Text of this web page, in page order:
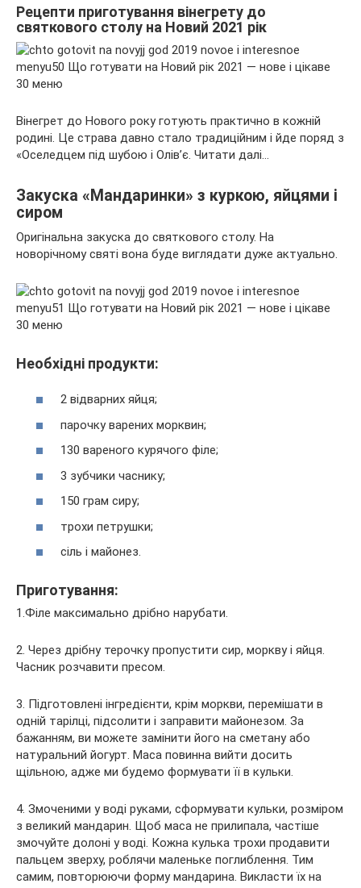
Рецепти приготування вінегрету до
святкового столу на Новий 2021 рік
Вінегрет до Нового року готують практично в кожній
родині. Це страва давно стало традиційним і йде поряд з
«Оселедцем під шубою і Олів’є. Читати далі…
Закуска «Мандаринки» з куркою, яйцями і
сиром
Оригінальна закуска до святкового столу. На
новорічному святі вона буде виглядати дуже актуально.
Необхідні продукти:
2 відварних яйця;
парочку варених морквин;
130 вареного курячого філе;
3 зубчики часнику;
150 грам сиру;
трохи петрушки;
сіль і майонез.
Приготування:
1.Філе максимально дрібно нарубати.
2. Через дрібну терочку пропустити сир, моркву і яйця.
Часник розчавити пресом.
3. Підготовлені інгредієнти, крім моркви, перемішати в
одній тарілці, підсолити і заправити майонезом. За
бажанням, ви можете замінити його на сметану або
натуральний йогурт. Маса повинна вийти досить
щільною, адже ми будемо формувати її в кульки.
4. Змоченими у воді руками, сформувати кульки, розміром
з великий мандарин. Щоб маса не прилипала, частіше
змочуйте долоні у воді. Кожна кулька трохи продавити
пальцем зверху, роблячи маленьке поглиблення. Тим
самим, повторюючи форму мандарина. Викласти їх на